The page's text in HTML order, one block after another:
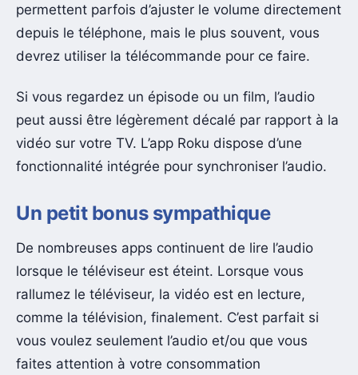
permettent parfois d’ajuster le volume directement
depuis le téléphone, mais le plus souvent, vous
devrez utiliser la télécommande pour ce faire.
Si vous regardez un épisode ou un film, l’audio
peut aussi être légèrement décalé par rapport à la
vidéo sur votre TV. L’app Roku dispose d’une
fonctionnalité intégrée pour synchroniser l’audio.
Un petit bonus sympathique
De nombreuses apps continuent de lire l’audio
lorsque le téléviseur est éteint. Lorsque vous
rallumez le téléviseur, la vidéo est en lecture,
comme la télévision, finalement. C’est parfait si
vous voulez seulement l’audio et/ou que vous
faites attention à votre consommation